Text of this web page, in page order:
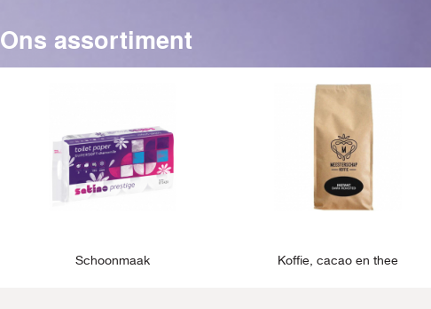
Ons assortiment
Schoonmaak Koffie, cacao en thee